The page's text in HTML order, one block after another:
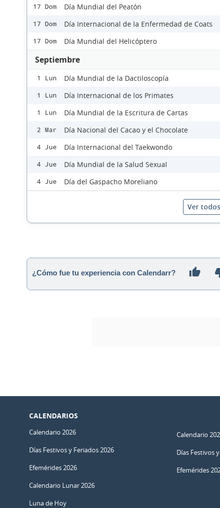
17 Dom Día Mundial del Peatón
17 Dom Día Internacional de la Enfermedad de Coats
17 Dom Día Mundial del Helicóptero
Septiembre
1 Lun Día Mundial de la Dactiloscopía
1 Lun Día Internacional de los Primates
1 Lun Día Mundial de la Escritura de Cartas
2 Mar Día Nacional del Cacao y el Chocolate
4 Jue Día Internacional del Taekwondo
4 Jue Día Mundial de la Salud Sexual
4 Jue Día del Gaspacho Moreliano
Ver
¿Cómo fue tu experiencia con Calendarr?
CALENDARIOS
Calendario 2026
Días Festivos y Feriados 2026
Efemérides 2026
Calendario Lunar 2026
Luna de Hoy
Calendario
Días Festivos
Efemérides